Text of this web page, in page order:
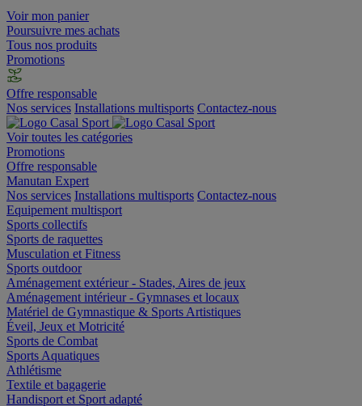
Voir mon panier
Poursuivre mes achats
Tous nos produits
Promotions
Offre responsable
Nos services Installations multisports Contactez-nous
Voir toutes les catégories
Promotions
Offre responsable
Manutan Expert
Nos services Installations multisports Contactez-nous
Equipement multisport
Sports collectifs
Sports de raquettes
Musculation et Fitness
Sports outdoor
Aménagement extérieur - Stades, Aires de jeux
Aménagement intérieur - Gymnases et locaux
Matériel de Gymnastique & Sports Artistiques
Éveil, Jeux et Motricité
Sports de Combat
Sports Aquatiques
Athlétisme
Textile et bagagerie
Handisport et Sport adapté